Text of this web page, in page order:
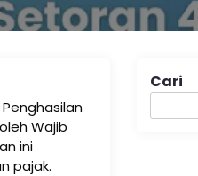
Wajib
ini
pajak.
Cari